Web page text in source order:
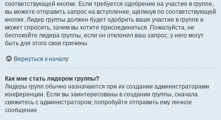
соответствующей кнопке. Если требуется одобрение на участие в группе,
вы можете отправить запрос на вступление, щёлкнув по соответствующей
кнопке. Лидер группы должен будет одобрить ваше участие в группе и
может спросить, зачем вы хотите присоединиться. Пожалуйста, не
беспокойте лидера группы, если он отклонил ваш запрос; у него могут
быть для этого свои причины.
Вернуться к началу
Как мне стать лидером группы?
Лидеры групп обычно назначаются при их создании администраторами
конференции. Если вы заинтересованы в создании группы, сначала
свяжитесь с администратором; попробуйте отправить ему личное
сообщение.